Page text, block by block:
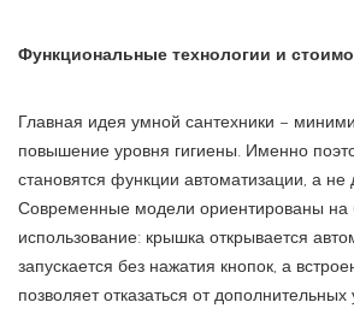
Функциональные технологии и
Главная идея умной сантехники –
повышение уровня гигиены. Именно
становятся функции автоматизации, а
Современные модели ориентированы на
использование: крышка открывается
запускается без нажатия кнопок, а
позволяет отказаться от дополнительных